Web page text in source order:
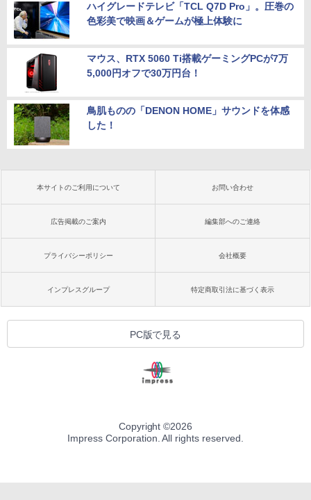
ハイグレードテレビ「TCL Q7D Pro」。圧巻の
色彩美で映画＆ゲームが極上体験に
マウス、RTX 5060 Ti搭載ゲーミングPCが7万
5,000円オフで30万円台！
鳥肌ものの「DENON HOME」サウンドを体感
した！
本サイトのご利用について お問い合わせ
広告掲載のご案内 編集部へのご連絡
プライバシーポリシー 会社概要
インプレスグループ 特定商取引法に基づく表示
PC版で見る
Copyright ©2026
Impress Corporation. All rights reserved.